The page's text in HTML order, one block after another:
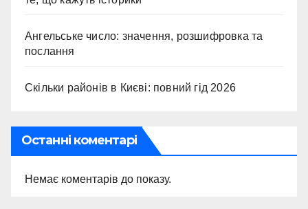
Ангельське число: значення, розшифровка та
послання
Скільки районів в Києві: повний гід 2026
Останні коментарі
Немає коментарів до показу.